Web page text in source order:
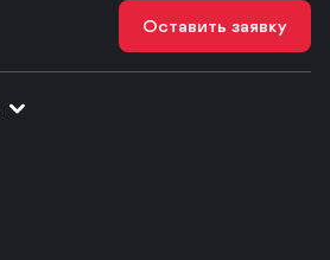
Оставить заявку